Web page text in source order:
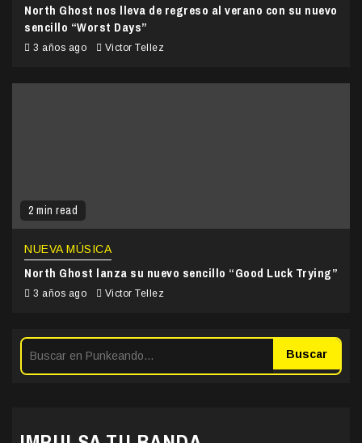
North Ghost nos lleva de regreso al verano con su nuevo
sencillo “Worst Days”
3 años ago Victor Tellez
2 min read
NUEVA MÚSICA
North Ghost lanza su nuevo sencillo “Good Luck Trying”
3 años ago Victor Tellez
Buscar